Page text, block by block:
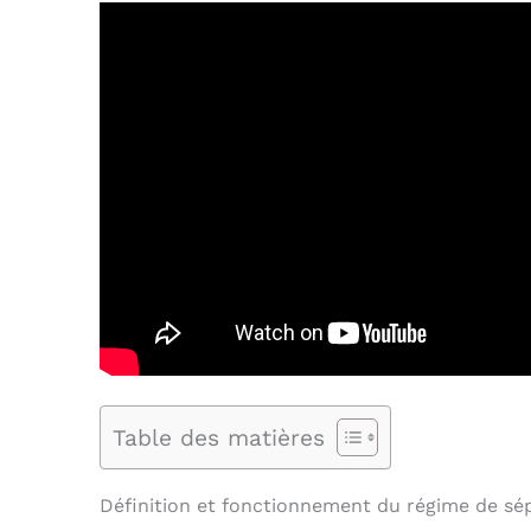
Table des matières
Définition et fonctionnement du régime de